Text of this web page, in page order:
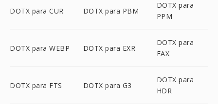
DOTX para CUR DOTX para PBM
DOTX para
PPM
DOTX para WEBP DOTX para EXR
DOTX para
FAX
DOTX para FTS DOTX para G3
DOTX para
HDR